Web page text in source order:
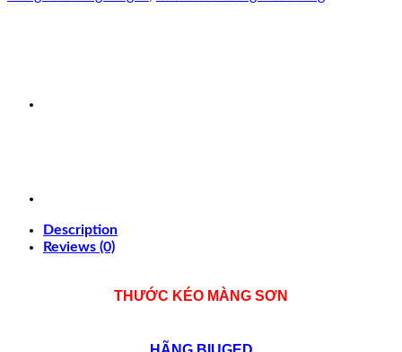
Description
Reviews (0)
THƯỚC KÉO MÀNG SƠN